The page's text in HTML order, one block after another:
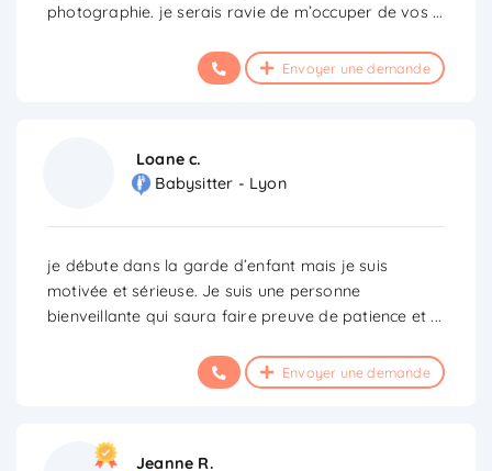
photographie. je serais ravie de m’occuper de vos...
Envoyer une demande
Loane c.
Babysitter - Lyon
je débute dans la garde d’enfant mais je suis
motivée et sérieuse. Je suis une personne
bienveillante qui saura faire preuve de patience et...
Envoyer une demande
Jeanne R.